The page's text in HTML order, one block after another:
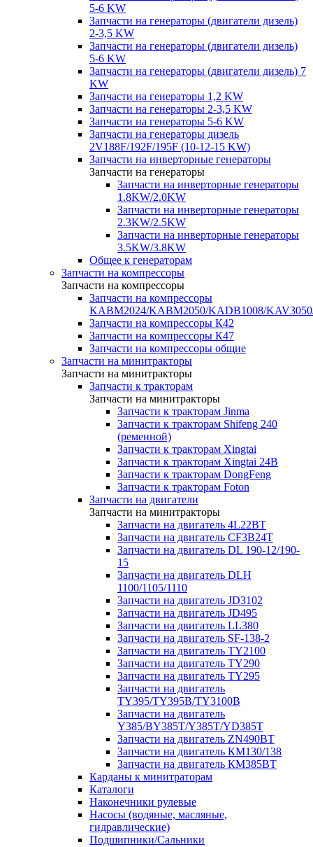
5-6 KW
Запчасти на генераторы (двигатели дизель)
2-3,5 KW
Запчасти на генераторы (двигатели дизель)
5-6 KW
Запчасти на генераторы (двигатели дизель) 7
KW
Запчасти на генераторы 1,2 KW
Запчасти на генераторы 2-3,5 KW
Запчасти на генераторы 5-6 KW
Запчасти на генераторы дизель
2V188F/192F/195F (10-12-15 KW)
Запчасти на инверторные генераторы
Запчасти на генераторы
Запчасти на инверторные генераторы
1.8KW/2.0KW
Запчасти на инверторные генераторы
2.3KW/2.5KW
Запчасти на инверторные генераторы
3.5KW/3.8KW
Общее к генераторам
Запчасти на компрессоры
Запчасти на компрессоры
Запчасти на компрессоры
KABM2024/KABM2050/KADB1008/
Запчасти на компрессоры К42
Запчасти на компрессоры К47
Запчасти на компрессоры общие
Запчасти на минитракторы
Запчасти на минитракторы
Запчасти к тракторам
Запчасти на минитракторы
Запчасти к тракторам Jinma
Запчасти к тракторам Shifeng 240
(ременной)
Запчасти к тракторам Xingtai
Запчасти к тракторам Xingtai 24В
Запчасти к тракторам DongFeng
Запчасти к тракторам Foton
Запчасти на двигатели
Запчасти на минитракторы
Запчасти на двигатель 4L22BT
Запчасти на двигатель CF3B24T
Запчасти на двигатель DL 190-12/190-
15
Запчасти на двигатель DLH
1100/1105/1110
Запчасти на двигатель JD3102
Запчасти на двигатель JD495
Запчасти на двигатель LL380
Запчасти на двигатель SF-138-2
Запчасти на двигатель TY2100
Запчасти на двигатель TY290
Запчасти на двигатель TY295
Запчасти на двигатель
TY395/TY395В/TY3100В
Запчасти на двигатель
Y385/BY385T/Y385T/YD385T
Запчасти на двигатель ZN490BT
Запчасти на двигатель КМ130/138
Запчасти на двигатель КМ385ВТ
Карданы к минитраторам
Каталоги
Наконечники рулевые
Насосы (водяные, масляные,
гидравлические)
Подшипники/Сальники